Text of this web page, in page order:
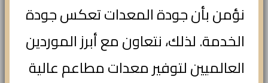
نؤمن بأن جودة المعدات تعكس جودة
الخدمة. لذلك، نتعاون مع أبرز الموردين
العالميين لتوفير معدات مطاعم عالية